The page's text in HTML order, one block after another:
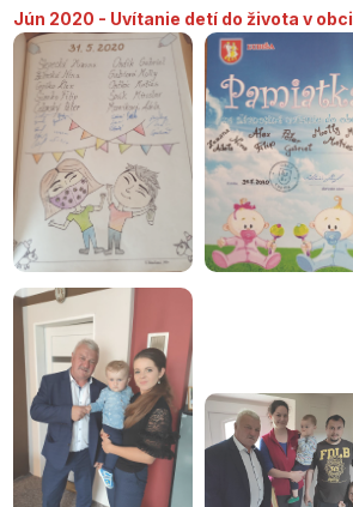
Jún 2020 - Uvítanie detí do života v obci